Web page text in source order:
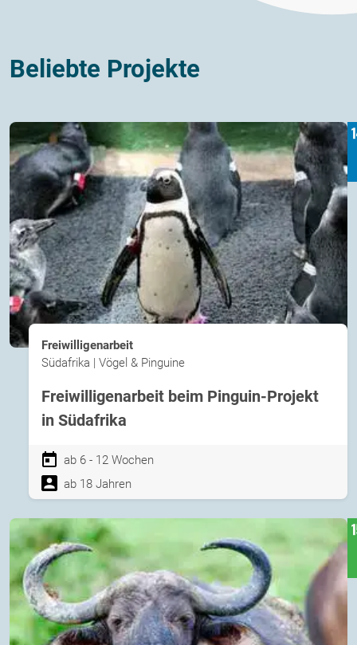
Beliebte Projekte
Freiwilligenarbeit
Südafrika | Vögel & Pinguine
Freiwilligenarbeit beim Pinguin-Projekt
in Südafrika
ab 6 - 12 Wochen
ab 18 Jahren